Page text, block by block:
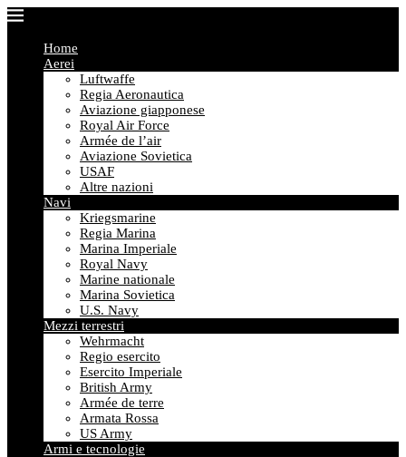
Home
Aerei
Luftwaffe
Regia Aeronautica
Aviazione giapponese
Royal Air Force
Armée de l’air
Aviazione Sovietica
USAF
Altre nazioni
Navi
Kriegsmarine
Regia Marina
Marina Imperiale
Royal Navy
Marine nationale
Marina Sovietica
U.S. Navy
Mezzi terrestri
Wehrmacht
Regio esercito
Esercito Imperiale
British Army
Armée de terre
Armata Rossa
US Army
Armi e tecnologie